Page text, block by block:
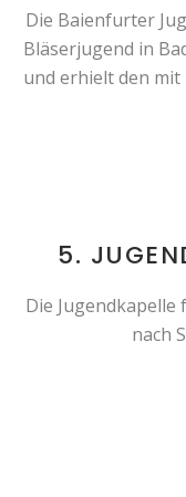
Die Baienfurter
Bläserjugend in
und erhielt den
5.
Die
nach